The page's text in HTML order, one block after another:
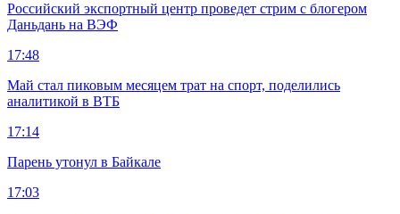
Российский экспортный центр проведет стрим с блогером
Даньдань на ВЭФ
17:48
Май стал пиковым месяцем трат на спорт, поделились
аналитикой в ВТБ
17:14
Парень утонул в Байкале
17:03